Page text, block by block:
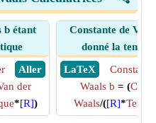
b étant
​ Aller
der
*[R])
Constante de Van
donné la
​ LaTeX
Waals b = (
Waals/([R]*